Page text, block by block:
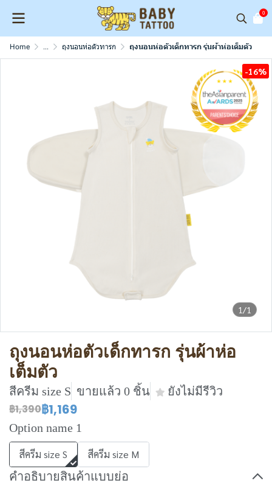
0
Home ... ถุงนอนห่อตัวทารก ถุงนอนห่อตัวเด็กทารก รุ่นผ้าห่อเต็มตัว
1/1
-16%
ถุงนอนห่อตัวเด็กทารก รุ่นผ้าห่อ
เต็มตัว
สีครีม size S ขายแล้ว 0 ชิ้น ยังไม่มีรีวิว
฿1,390฿1,169
Option name 1
สีครีม size S สีครีม size M
คำอธิบายสินค้าแบบย่อ